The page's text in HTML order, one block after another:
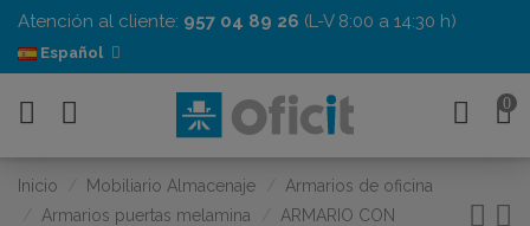
Atención al cliente: 957 04 89 26 (L-V 8:00 a 14:30 h)
Español
0
Inicio Mobiliario Almacenaje
Armarios de oficina
Armarios puertas melamina
ARMARIO CON